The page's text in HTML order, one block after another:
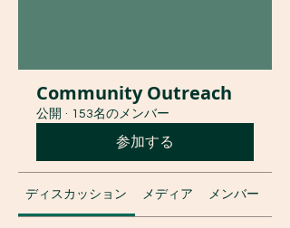
Community Outreach
公開 · 153名のメンバー
参加する
ディスカッション メディア メンバー